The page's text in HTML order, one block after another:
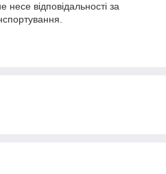
несе відповідальності за